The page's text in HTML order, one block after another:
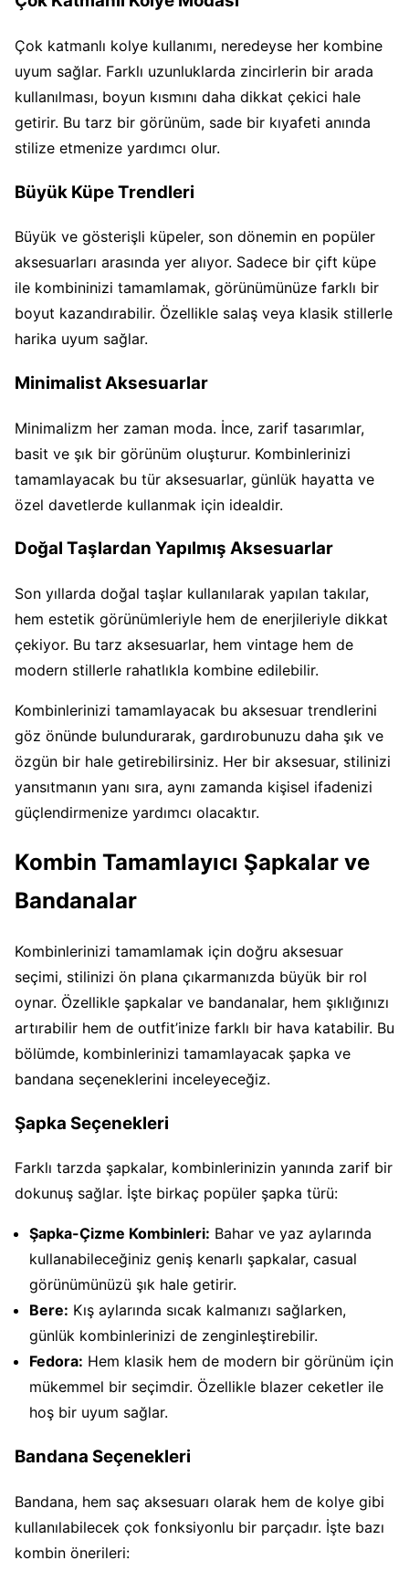
Çok katmanlı kolye kullanımı, neredeyse her kombine
uyum sağlar. Farklı uzunluklarda zincirlerin bir arada
kullanılması, boyun kısmını daha dikkat çekici hale
getirir. Bu tarz bir görünüm, sade bir kıyafeti anında
stilize etmenize yardımcı olur.
Büyük Küpe Trendleri
Büyük ve gösterişli küpeler, son dönemin en popüler
aksesuarları arasında yer alıyor. Sadece bir çift küpe
ile kombininizi tamamlamak, görünümünüze farklı bir
boyut kazandırabilir. Özellikle salaş veya klasik stillerle
harika uyum sağlar.
Minimalist Aksesuarlar
Minimalizm her zaman moda. İnce, zarif tasarımlar,
basit ve şık bir görünüm oluşturur. Kombinlerinizi
tamamlayacak bu tür aksesuarlar, günlük hayatta ve
özel davetlerde kullanmak için idealdir.
Doğal Taşlardan Yapılmış Aksesuarlar
Son yıllarda doğal taşlar kullanılarak yapılan takılar,
hem estetik görünümleriyle hem de enerjileriyle dikkat
çekiyor. Bu tarz aksesuarlar, hem vintage hem de
modern stillerle rahatlıkla kombine edilebilir.
Kombinlerinizi tamamlayacak bu aksesuar trendlerini
göz önünde bulundurarak, gardırobunuzu daha şık ve
özgün bir hale getirebilirsiniz. Her bir aksesuar, stilinizi
yansıtmanın yanı sıra, aynı zamanda kişisel ifadenizi
güçlendirmenize yardımcı olacaktır.
Kombin Tamamlayıcı Şapkalar ve
Bandanalar
Kombinlerinizi tamamlamak için doğru aksesuar
seçimi, stilinizi ön plana çıkarmanızda büyük bir rol
oynar. Özellikle şapkalar ve bandanalar, hem şıklığınızı
artırabilir hem de outfit’inize farklı bir hava katabilir. Bu
bölümde, kombinlerinizi tamamlayacak şapka ve
bandana seçeneklerini inceleyeceğiz.
Şapka Seçenekleri
Farklı tarzda şapkalar, kombinlerinizin yanında zarif bir
dokunuş sağlar. İşte birkaç popüler şapka türü:
Şapka-Çizme Kombinleri: Bahar ve yaz aylarında
kullanabileceğiniz geniş kenarlı şapkalar, casual
görünümünüzü şık hale getirir.
Bere: Kış aylarında sıcak kalmanızı sağlarken,
günlük kombinlerinizi de zenginleştirebilir.
Fedora: Hem klasik hem de modern bir görünüm için
mükemmel bir seçimdir. Özellikle blazer ceketler ile
hoş bir uyum sağlar.
Bandana Seçenekleri
Bandana, hem saç aksesuarı olarak hem de kolye gibi
kullanılabilecek çok fonksiyonlu bir parçadır. İşte bazı
kombin önerileri: